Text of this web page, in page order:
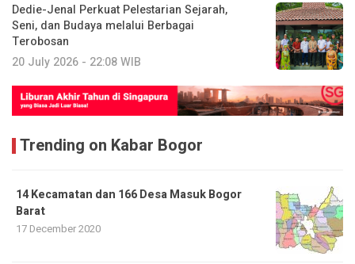
Dedie-Jenal Perkuat Pelestarian Sejarah,
Seni, dan Budaya melalui Berbagai
Terobosan
20 July 2026 - 22:08 WIB
Trending on Kabar Bogor
14 Kecamatan dan 166 Desa Masuk Bogor
Barat
17 December 2020